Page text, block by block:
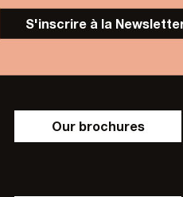
S'inscrire à la
Our brochures